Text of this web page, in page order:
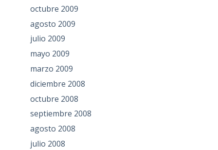
octubre 2009
agosto 2009
julio 2009
mayo 2009
marzo 2009
diciembre 2008
octubre 2008
septiembre 2008
agosto 2008
julio 2008